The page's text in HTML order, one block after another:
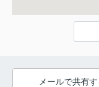
メールで共有す